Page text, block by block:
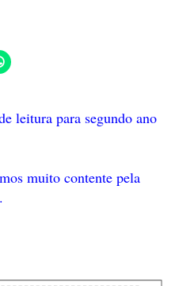
leitura para segundo ano
muito contente pela